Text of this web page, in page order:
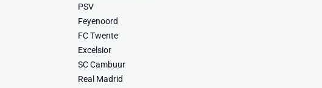
PSV
Feyenoord
FC Twente
Excelsior
SC Cambuur
Real Madrid